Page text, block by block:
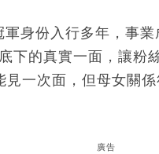
身份入行多年，事
下的真實一面，讓
一次面，但母女關
廣告